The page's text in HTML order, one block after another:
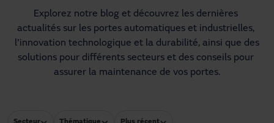
Projets
Blog
À propos de nous
Explorez notre blog et découvrez les dernières
actualités sur les portes automatiques et industrielles,
l'innovation technologique et la durabilité, ainsi que des
solutions pour différents secteurs et des conseils pour
assurer la maintenance de vos portes.